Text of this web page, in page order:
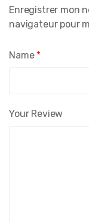
Your Review
Name *
Enregistrer mon
navigateur pour